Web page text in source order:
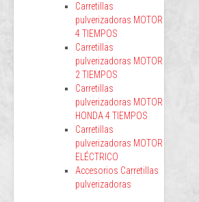
Carretillas
pulverizadoras MOTOR
4 TIEMPOS
Carretillas
pulverizadoras MOTOR
2 TIEMPOS
Carretillas
pulverizadoras MOTOR
HONDA 4 TIEMPOS
Carretillas
pulverizadoras MOTOR
ELÉCTRICO
Accesorios Carretillas
pulverizadoras